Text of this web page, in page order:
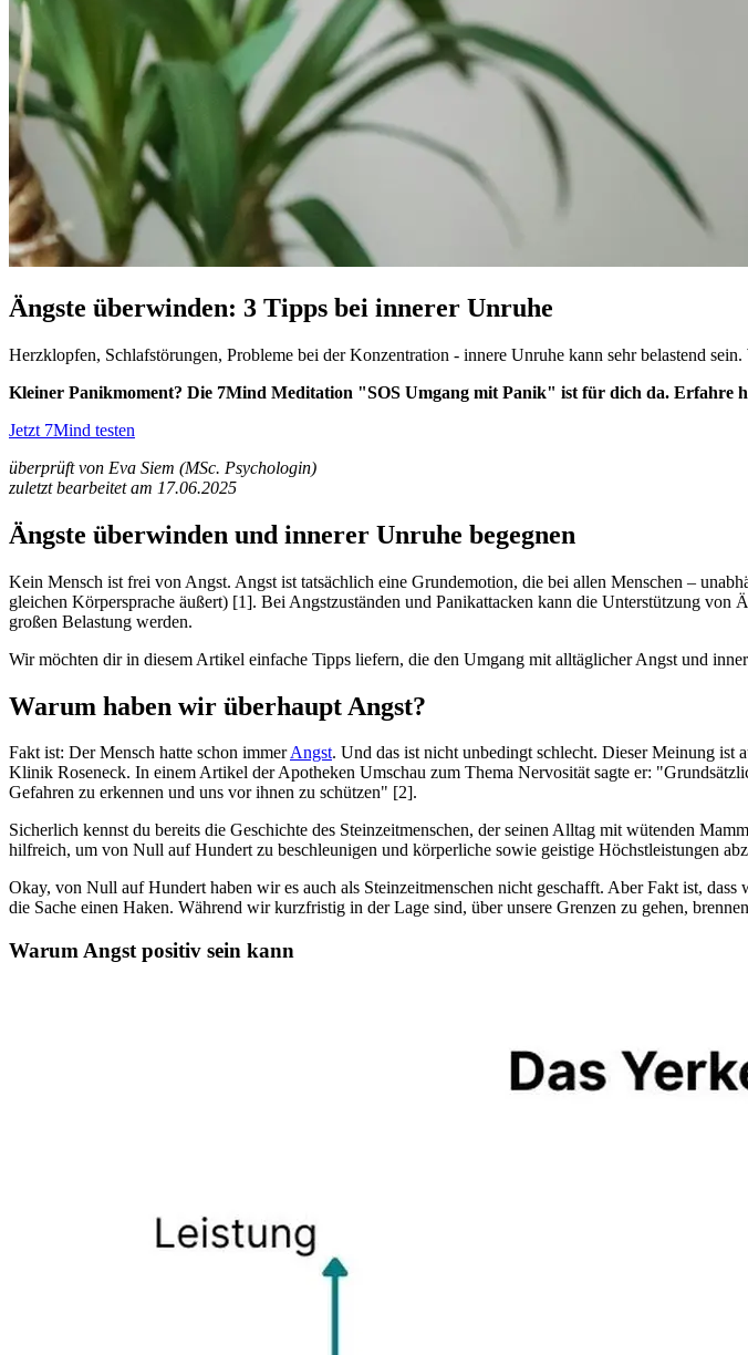
Ängste überwinden: 3 Tipps bei innerer Unruhe
Herzklopfen, Schlafstörungen, Probleme bei der Konzentration - innere Unruhe kann sehr belastend
Kleiner Panikmoment? Die 7Mind Meditation "SOS Umgang mit Panik" ist für dich da. Erfahre
Jetzt 7Mind testen
überprüft von Eva Siem (MSc. Psychologin)
zuletzt bearbeitet am 17.06.2025
Ängste überwinden und innerer Unruhe begegnen
Kein Mensch ist frei von Angst. Angst ist tatsächlich eine Grundemotion, die bei allen Menschen –
gleichen Körpersprache äußert) [1]. Bei Angstzuständen und Panikattacken kann die Unterstützung
großen Belastung werden.
Wir möchten dir in diesem Artikel einfache Tipps liefern, die den Umgang mit alltäglicher Angst und
Warum haben wir überhaupt Angst?
Fakt ist: Der Mensch hatte schon immerAngst. Und das ist nicht unbedingt schlecht. Dieser Meinung ist
Klinik Roseneck. In einem Artikel der Apotheken Umschau zum Thema Nervosität sagte er:
Gefahren zu erkennen und uns vor ihnen zu schützen" [2].
Sicherlich kennst du bereits die Geschichte des Steinzeitmenschen, der seinen Alltag mit wütenden
hilfreich, um von Null auf Hundert zu beschleunigen und körperliche sowie geistige Höchstleistungen
Okay, von Null auf Hundert haben wir es auch als Steinzeitmenschen nicht geschafft. Aber Fakt ist, dass
die Sache einen Haken. Während wir kurzfristig in der Lage sind, über unsere Grenzen zu gehen,
Warum Angst positiv sein kann